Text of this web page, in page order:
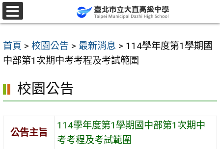
跳
至
要
內
區
首頁 > 校園公告 > 最新消息 > 114學年度第1學期國
中部第1次期中考考程及考試範圍
校園公告
公告主旨
114學年度第1學期國中部第1次期中
考考程及考試範圍
選
單